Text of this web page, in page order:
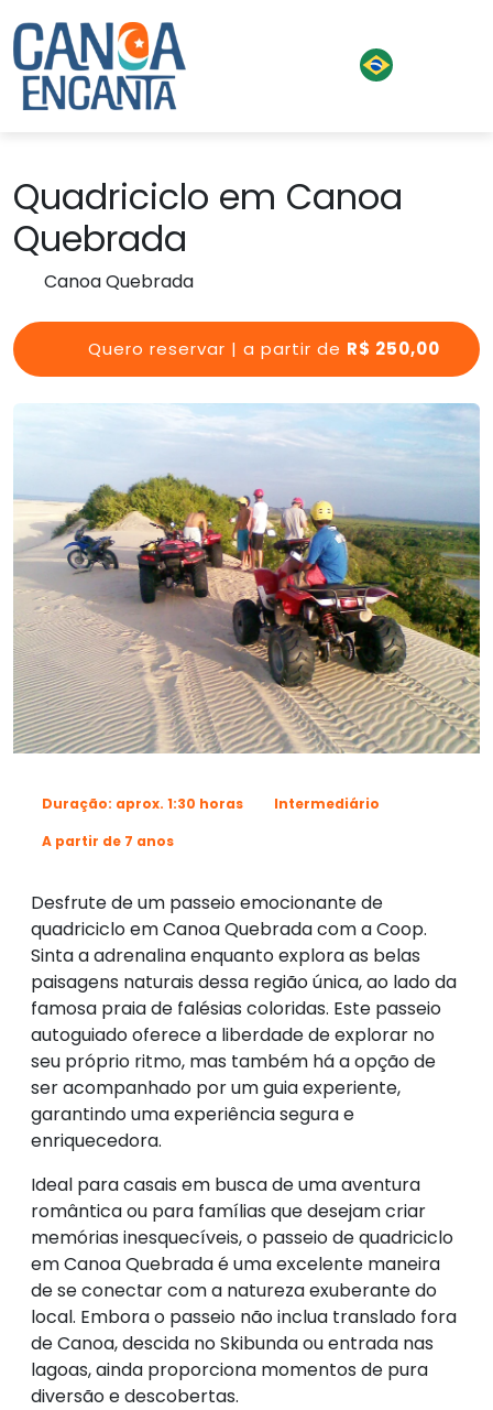
Quadriciclo em Canoa
Quebrada
Canoa Quebrada
Quero reservar | a partir de R$ 250,00
Duração: aprox. 1:30 horas
Intermediário
A partir de 7 anos
Desfrute de um passeio emocionante de
quadriciclo em Canoa Quebrada com a Coop.
Sinta a adrenalina enquanto explora as belas
paisagens naturais dessa região única, ao lado da
famosa praia de falésias coloridas. Este passeio
autoguiado oferece a liberdade de explorar no
seu próprio ritmo, mas também há a opção de
ser acompanhado por um guia experiente,
garantindo uma experiência segura e
enriquecedora.
Ideal para casais em busca de uma aventura
romântica ou para famílias que desejam criar
memórias inesquecíveis, o passeio de quadriciclo
em Canoa Quebrada é uma excelente maneira
de se conectar com a natureza exuberante do
local. Embora o passeio não inclua translado fora
de Canoa, descida no Skibunda ou entrada nas
lagoas, ainda proporciona momentos de pura
diversão e descobertas.